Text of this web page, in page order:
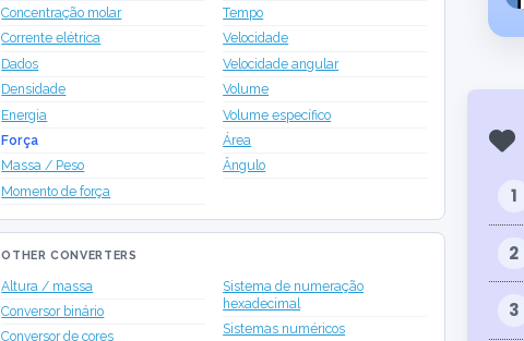
Concentração molar
Corrente elétrica
Dados
Densidade
Energia
Força
Massa / Peso
Momento de força
Tempo
Velocidade
Velocidade angular
Volume
Volume específico
Área
Ângulo
OTHER CONVERTERS
Altura / massa
Conversor binário
Conversor de cores
Sistema de numeração
hexadecimal
Sistemas numéricos
1
2
3